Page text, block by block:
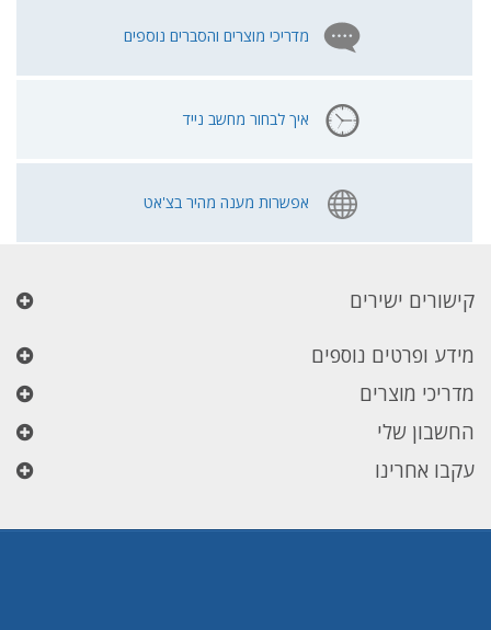
מדריכי מוצרים והסברים נוספים
איך לבחור מחשב נייד
אפשרות מענה מהיר בצ'אט
קישורים ישירים
מידע ופרטים נוספים
מדריכי מוצרים
החשבון שלי
עקבו אחרינו